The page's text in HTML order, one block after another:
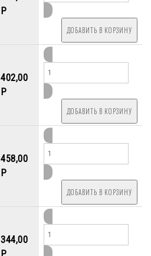
P
402,00
P
458,00
P
344,00